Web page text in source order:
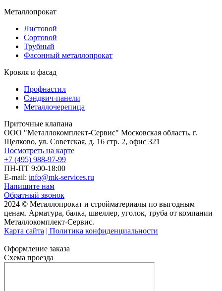
Металлопрокат
Листовой
Сортовой
Трубный
Фасонный металлопрокат
Кровля и фасад
Профнастил
Сэндвич-панели
Металлочерепица
Приточные клапана
ООО "Металлокомплект-Сервис" Московская область, г.
Щелково, ул. Советская, д. 16 стр. 2, офис 321
Посмотреть на карте
+7 (495) 988-97-99
ПН-ПТ 9:00-18:00
E-mail: info@mk-services.ru
Напишите нам
Обратный звонок
2024 © Металлопрокат и стройматериалы по выгодным
ценам. Арматура, балка, швеллер, уголок, труба от компании
Металлокомплект-Сервис.
Карта сайта | Политика конфиденциальности
Оформление заказа
Схема проезда